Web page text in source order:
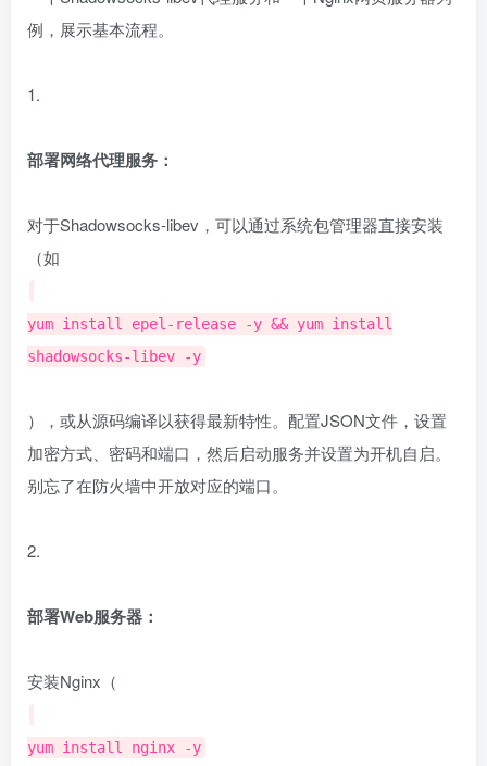
例，展示基本流程。
1.
部署网络代理服务：
对于Shadowsocks-libev，可以通过系统包管理器直接安装
（如
yum install epel-release -y && yum install
shadowsocks-libev -y
），或从源码编译以获得最新特性。配置JSON文件，设置
加密方式、密码和端口，然后启动服务并设置为开机自启。
别忘了在防火墙中开放对应的端口。
2.
部署Web服务器：
安装Nginx（
yum install nginx -y